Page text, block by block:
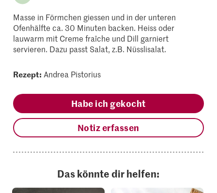
Masse in Förmchen giessen und in der unteren
Ofenhälfte ca. 30 Minuten backen. Heiss oder
lauwarm mit Creme fraîche und Dill garniert
servieren. Dazu passt Salat, z.B. Nüsslisalat.
Rezept: Andrea Pistorius
Habe ich gekocht
Notiz erfassen
Das könnte dir helfen: